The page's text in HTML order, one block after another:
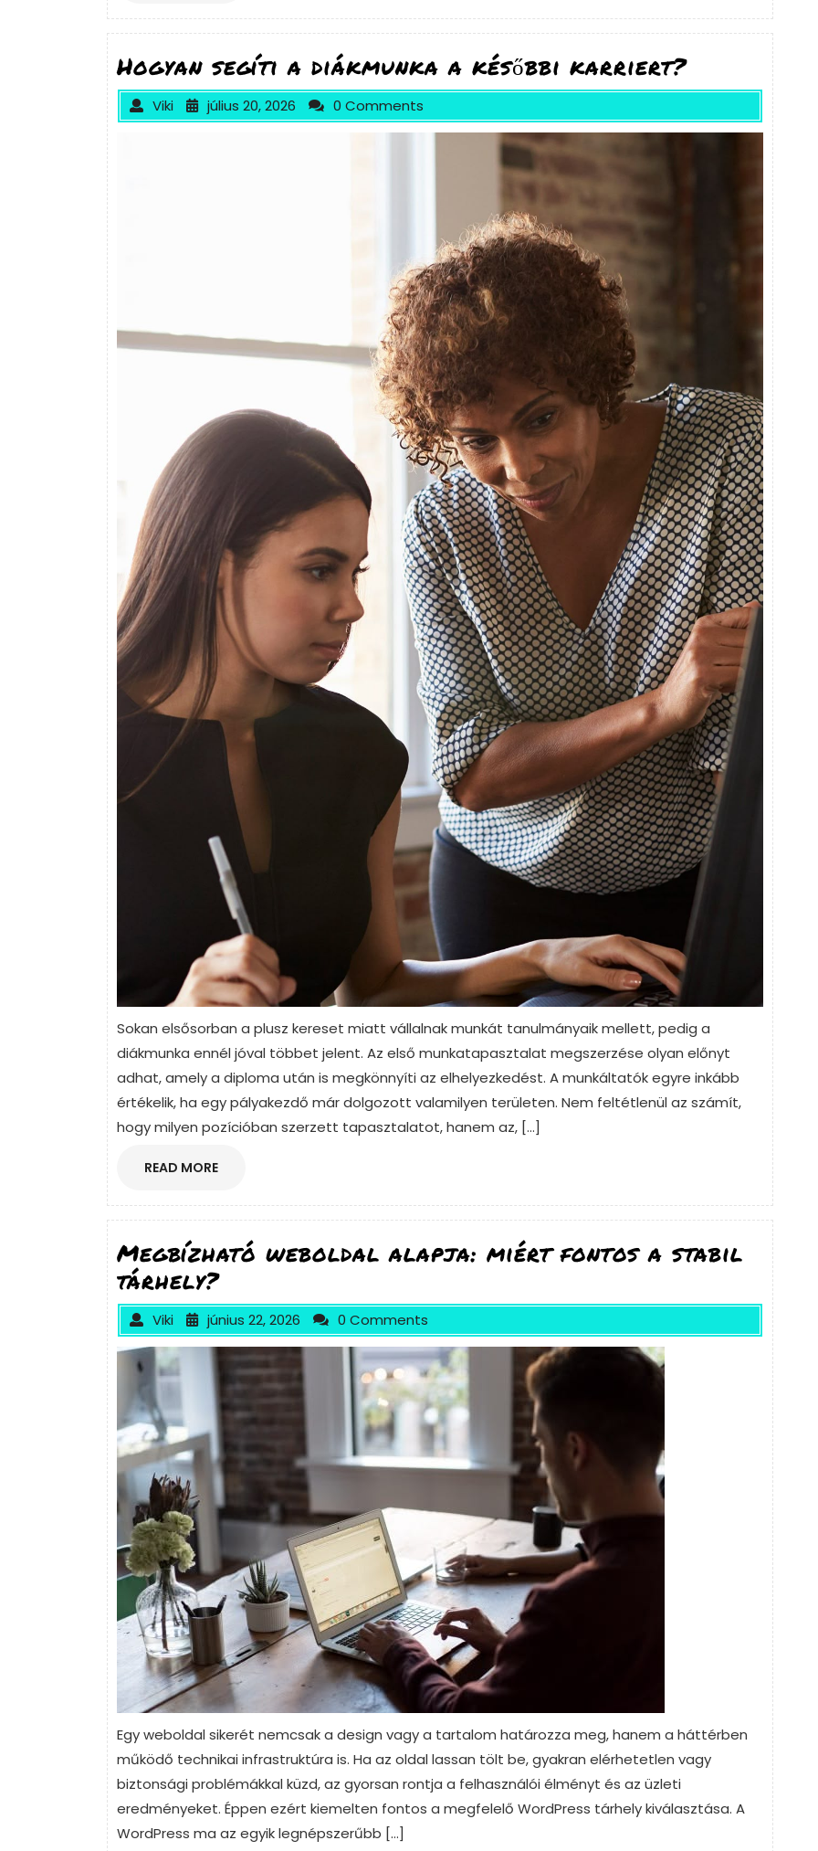
Hogyan segíti a diákmunka a későbbi karriert?
Viki július 20, 2026 0 Comments
Sokan elsősorban a plusz kereset miatt vállalnak munkát tanulmányaik mellett, pedig a
diákmunka ennél jóval többet jelent. Az első munkatapasztalat megszerzése olyan előnyt
adhat, amely a diploma után is megkönnyíti az elhelyezkedést. A munkáltatók egyre inkább
értékelik, ha egy pályakezdő már dolgozott valamilyen területen. Nem feltétlenül az számít,
hogy milyen pozícióban szerzett tapasztalatot, hanem az, […]
READ MOREREAD
Megbízható weboldal alapja: miért fontos a stabil
tárhely?
Viki június 22, 2026 0 Comments
Egy weboldal sikerét nemcsak a design vagy a tartalom határozza meg, hanem a háttérben
működő technikai infrastruktúra is. Ha az oldal lassan tölt be, gyakran elérhetetlen vagy
biztonsági problémákkal küzd, az gyorsan rontja a felhasználói élményt és az üzleti
eredményeket. Éppen ezért kiemelten fontos a megfelelő WordPress tárhely kiválasztása. A
WordPress ma az egyik legnépszerűbb […]